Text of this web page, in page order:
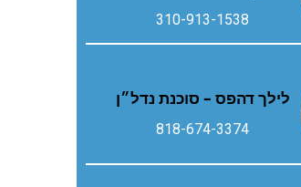
310-913-1538
לילך דהפס – סוכנת נדל״ן
818-674-3374